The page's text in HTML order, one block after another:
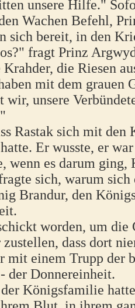
unsere Hilfe."
Wachen Befehl,
sich bereit, in den
fragt Prinz
die Riesen
mit dem grauen
unsere
Rastak sich mit den
Er wusste, er
wenn es darum ging,
sich, warum
Brandur, den
worden, um die
dass dort
mit einem Trupp der
der Donnereinheit.
Königsfamilie